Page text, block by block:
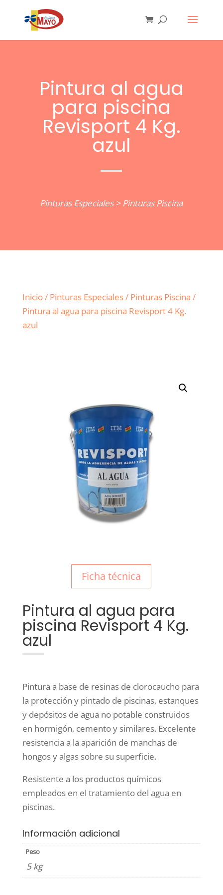
Pintura al agua
para piscina
Revisport 4 Kg.
azul
Pinturas Especiales>Pinturas Piscina
Inicio/ Pinturas Especiales/ Pinturas Piscina /
Pintura al agua para piscina Revisport 4 Kg.
azul
Ficha técnica
Pintura al agua para
piscina Revisport 4 Kg.
azul
Pintura a base de resinas de clorocaucho para
la protección y pintado de piscinas, estanques
y depósitos de agua no potable construidos
en hormigón, cemento y similares. Excelente
resistencia a la aparición de manchas de
hongos y algas sobre su superficie.
Resistente a los productos químicos
empleados en el tratamiento del agua en
piscinas.
Información adicional
Peso
5 kg